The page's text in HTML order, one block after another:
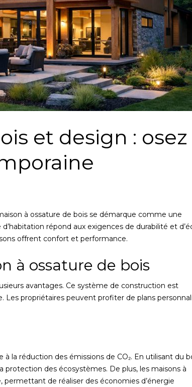
et design : osez
à ossature de bois se démarque comme une
répond aux exigences de durabilité et
offrent confort et performance.
à ossature de bois
avantages. Ce système de construction est
propriétaires peuvent profiter de plans
la réduction des émissions de CO₂. En utilisant du
des écosystèmes. De plus, les maisons à
de réaliser des économies d’énergie